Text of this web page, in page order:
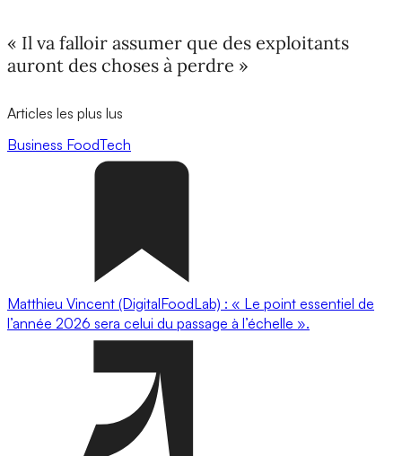
« Il va falloir assumer que des exploitants
auront des choses à perdre »
Articles les plus lus
Business FoodTech
Matthieu Vincent (DigitalFoodLab) : « Le point essentiel de
l’année 2026 sera celui du passage à l’échelle ».